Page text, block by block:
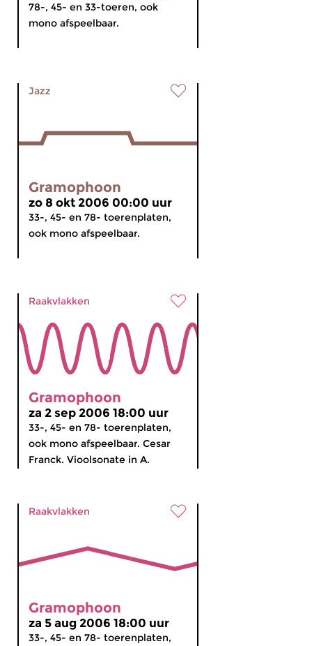
78-, 45- en 33-toeren, ook
mono afspeelbaar.
Jazz
Gramophoon
zo 8 okt 2006 00:00 uur
33-, 45- en 78- toerenplaten,
ook mono afspeelbaar.
Raakvlakken
Gramophoon
za 2 sep 2006 18:00 uur
33-, 45- en 78- toerenplaten,
ook mono afspeelbaar. Cesar
Franck. Vioolsonate in A.
Raakvlakken
Gramophoon
za 5 aug 2006 18:00 uur
33-, 45- en 78- toerenplaten,